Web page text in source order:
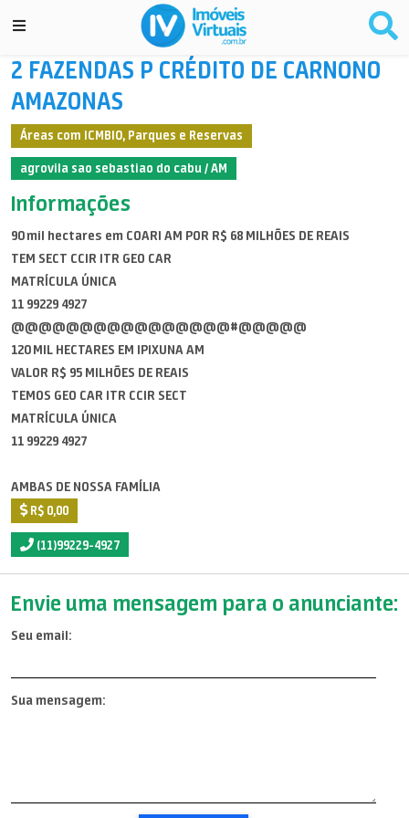
2 FAZENDAS P CRÉDITO DE CARNONO
AMAZONAS
Áreas com ICMBIO, Parques e Reservas
agrovila sao sebastiao do cabu / AM
Informações
90 mil hectares em COARI AM POR R$ 68 MILHÕES DE REAIS
TEM SECT CCIR ITR GEO CAR
MATRÍCULA ÚNICA
11 99229 4927
@@@@@@@@@@@@@@@@#@@@@@
120 MIL HECTARES EM IPIXUNA AM
VALOR R$ 95 MILHÕES DE REAIS
TEMOS GEO CAR ITR CCIR SECT
MATRÍCULA ÚNICA
11 99229 4927
AMBAS DE NOSSA FAMÍLIA
R$ 0,00
(11)99229-4927
Envie uma mensagem para o anunciante:
Seu email:
Sua mensagem: